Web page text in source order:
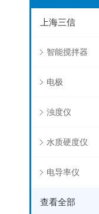
上海三信
智能搅拌器
电极
浊度仪
水质硬度仪
电导率仪
查看全部